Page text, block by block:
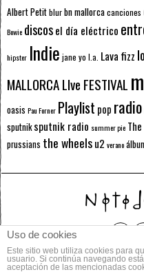
Albert Petitblurbn mallorcacanciones
Bowie discosel día eléctrico
hipster Indie jane yo l.a. Lava fizz
MALLORCA LIve FESTIVAL
oasis Pau Forner Playlist pop radio
sputnik sputnik radio summer pie
prussians the wheelsu2 verano
© 2014 Todos
Uso de cookies
Este sitio web utiliza cookies para
usuario. Si continúa navegando
aceptación de las mencionadas